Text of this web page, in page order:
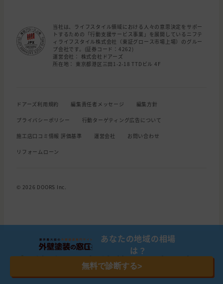
当社は、ライフスタイル領域における人々の意思決定をサポー
トするための「行動支援サービス事業」を展開しているニフテ
ィライフスタイル株式会社（東証グロース市場上場）のグルー
プ会社です。(証券コード：4262)
運営会社： 株式会社ドアーズ
所在地： 東京都港区三田1-2-18 TTDビル 4F
ドアーズ利用規約 編集責任者メッセージ 編集方針
プライバシーポリシー 行動ターゲティング広告について
施工店口コミ情報 評価基準 運営会社 お問い合わせ
リフォームローン
© 2026 DOORS Inc.
外壁・屋根塗装の関連記事
あなたの地域の相場
は？
無料で診断する>